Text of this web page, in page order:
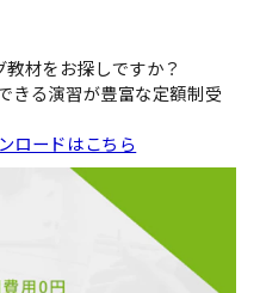
材をお探しですか？
きる演習が豊富な定額制受
ロードはこちら